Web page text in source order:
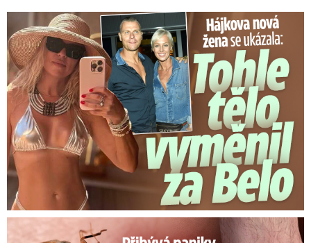
Tohle tělo nahradilo Belo: Nová partnerka se ukázala...
Panika na dovolené: Vnuka Soni v hotelu poštípaly štěnice!